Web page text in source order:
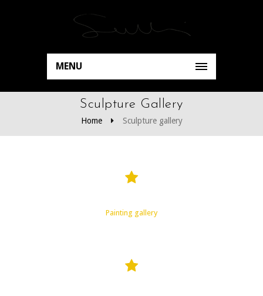
MENU
Sculpture Gallery
Home Sculpture gallery
Painting gallery